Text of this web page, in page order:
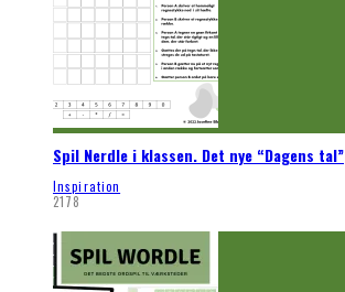
Spil Nerdle i klassen. Det nye “Dagens tal”
Inspiration
2178